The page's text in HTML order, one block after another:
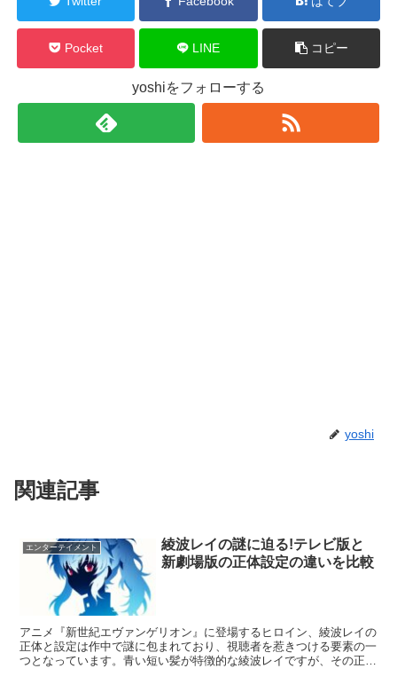
Pocket LINE コピー
yoshiをフォローする
yoshi
関連記事
エンターテイメント
綾波レイの謎に迫る!テレビ版と
新劇場版の正体設定の違いを比較
アニメ『新世紀エヴァンゲリオン』に登場するヒロイン、綾波レイの
正体と設定は作中で謎に包まれており、視聴者を惹きつける要素の一
つとなっています。青い短い髪が特徴的な綾波レイですが、その正体